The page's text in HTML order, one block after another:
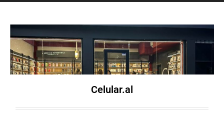
Celular.al